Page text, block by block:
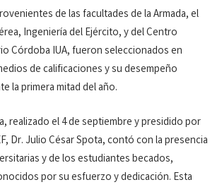
de las facultades de la Armada, el
Ingeniería del Ejército, y del Centro
Córdoba IUA, fueron seleccionados en
de calificaciones y su desempeño
la primera mitad del año.
realizado el 4 de septiembre y presidido por
Dr. Julio César Spota, contó con la presencia
y de los estudiantes becados,
por su esfuerzo y dedicación. Esta